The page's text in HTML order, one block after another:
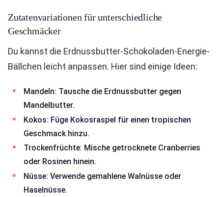
Zutatenvariationen für unterschiedliche
Geschmäcker
Du kannst die Erdnussbutter-Schokoladen-Energie-
Bällchen leicht anpassen. Hier sind einige Ideen:
Mandeln: Tausche die Erdnussbutter gegen
Mandelbutter.
Kokos: Füge Kokosraspel für einen tropischen
Geschmack hinzu.
Trockenfrüchte: Mische getrocknete Cranberries
oder Rosinen hinein.
Nüsse: Verwende gemahlene Walnüsse oder
Haselnüsse.